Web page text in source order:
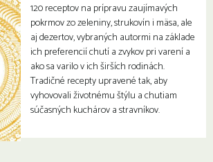
120 receptov na prípravu zaujímavých
pokrmov zo zeleniny, strukovín i mäsa, ale
aj dezertov, vybraných autormi na základe
ich preferencií chutí a zvykov pri varení a
ako sa varilo v ich širších rodinách.
Tradičné recepty upravené tak, aby
vyhovovali životnému štýlu a chutiam
súčasných kuchárov a stravníkov.